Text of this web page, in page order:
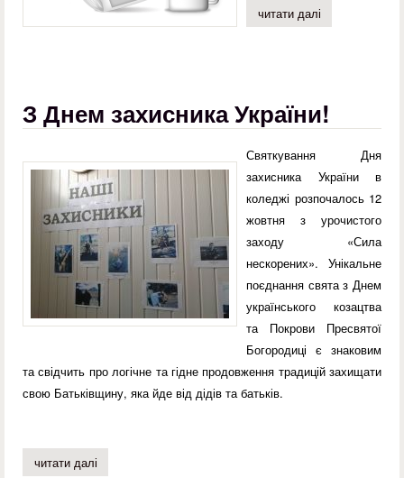
читати далі
З Днем захисника України!
Святкування Дня
захисника України в
коледжі розпочалось 12
жовтня з урочистого
заходу «Сила
нескорених». Унікальне
поєднання свята з Днем
українського козацтва
та Покрови Пресвятої
Богородиці є знаковим
та свідчить про логічне та гідне продовження традицій захищати
свою Батьківщину, яка йде від дідів та батьків.
читати далі